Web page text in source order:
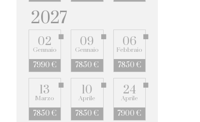
2027
02
Gennaio
7990 €
09
Gennaio
7850 €
06
Febbraio
7850 €
13
Marzo
7850 €
10
Aprile
7850 €
24
Aprile
7900 €